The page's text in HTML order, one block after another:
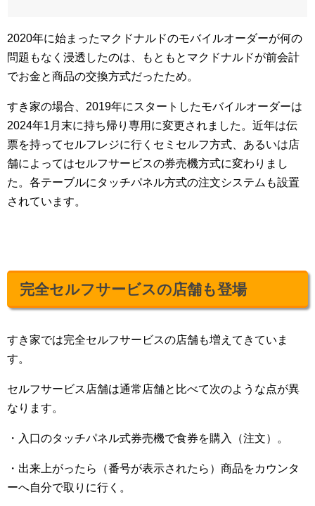
2020年に始まったマクドナルドのモバイルオーダーが何の
問題もなく浸透したのは、もともとマクドナルドが前会計
でお金と商品の交換方式だったため。
すき家の場合、2019年にスタートしたモバイルオーダーは
2024年1月末に持ち帰り専用に変更されました。近年は伝
票を持ってセルフレジに行くセミセルフ方式、あるいは店
舗によってはセルフサービスの券売機方式に変わりまし
た。各テーブルにタッチパネル方式の注文システムも設置
されています。
完全セルフサービスの店舗も登場
すき家では完全セルフサービスの店舗も増えてきていま
す。
セルフサービス店舗は通常店舗と比べて次のような点が異
なります。
・入口のタッチパネル式券売機で食券を購入（注文）。
・出来上がったら（番号が表示されたら）商品をカウンタ
ーへ自分で取りに行く。